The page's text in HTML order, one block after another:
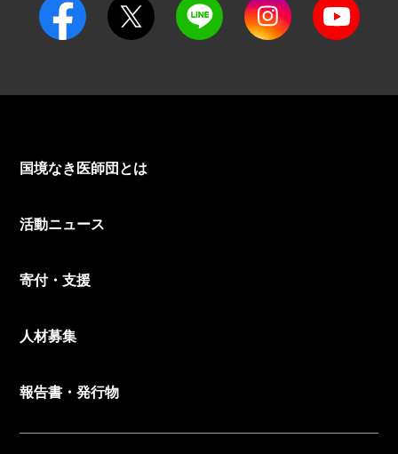
国境なき医師団とは
活動ニュース
寄付・支援
人材募集
報告書・発行物